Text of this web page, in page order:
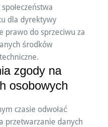
dla dyrektywy
prawo do sprzeciwu za
środków
zgody na
osobowych
czasie odwołać
przetwarzanie danych